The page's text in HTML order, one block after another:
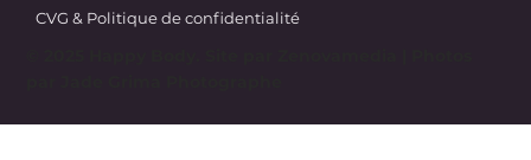
CVG & Politique de confidentialité